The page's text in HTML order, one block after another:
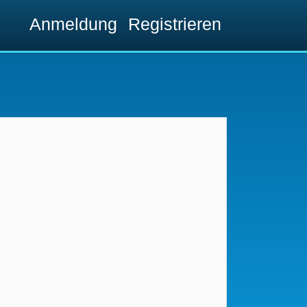
Anmeldung Registrieren